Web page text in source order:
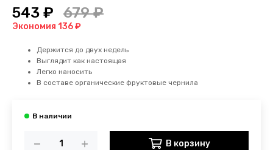
543 ₽ 679 ₽
Экономия 136 ₽
Держится до двух недель
Выглядит как настоящая
Легко наносить
В составе органические фруктовые чернила
В корзину